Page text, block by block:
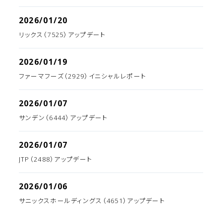
2026/01/20
リックス（7525）アップデート
2026/01/19
ファーマフーズ（2929）イニシャルレポート
2026/01/07
サンデン（6444）アップデート
2026/01/07
JTP（2488）アップデート
2026/01/06
サニックスホールディングス（4651）アップデート